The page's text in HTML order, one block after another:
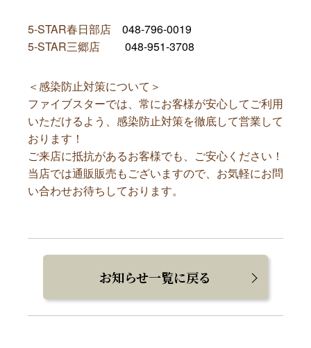
5-STAR春日部店 048-796-0019
5-STAR三郷店 048-951-3708
＜感染防止対策について＞
ファイブスターでは、常にお客様が安心してご利用
いただけるよう、感染防止対策を徹底して営業して
おります！
ご来店に抵抗があるお客様でも、ご安心ください！
当店では通販販売もございますので、お気軽にお問
い合わせお待ちしております。
お知らせ一覧に戻る